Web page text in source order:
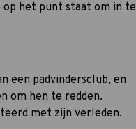
op het punt staat om in te
een padvindersclub, en
om hen te redden.
met zijn verleden.